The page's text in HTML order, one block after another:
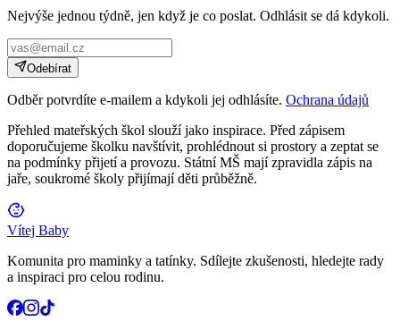
Nejvýše jednou týdně, jen když je co poslat. Odhlásit se dá kdykoli.
Odebírat
Odběr potvrdíte e-mailem a kdykoli jej odhlásíte. Ochrana údajů
Přehled mateřských škol slouží jako inspirace. Před zápisem
doporučujeme školku navštívit, prohlédnout si prostory a zeptat se
na podmínky přijetí a provozu. Státní MŠ mají zpravidla zápis na
jaře, soukromé školy přijímají děti průběžně.
Vítej Baby
Komunita pro maminky a tatínky. Sdílejte zkušenosti, hledejte rady
a inspiraci pro celou rodinu.